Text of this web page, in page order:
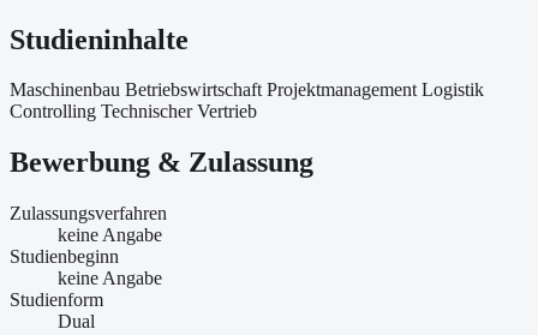
Studieninhalte
Maschinenbau Betriebswirtschaft Projektmanagement Logistik
Controlling Technischer Vertrieb
Bewerbung & Zulassung
Zulassungsverfahren
keine Angabe
Studienbeginn
keine Angabe
Studienform
Dual